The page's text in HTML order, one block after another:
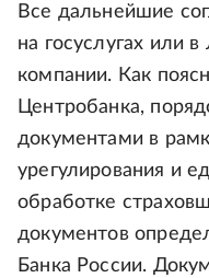
Все дальнейшие
на госуслугах или
компании. Как
Центробанка,
документами в
урегулирования и
обработке
документов
Банка России.